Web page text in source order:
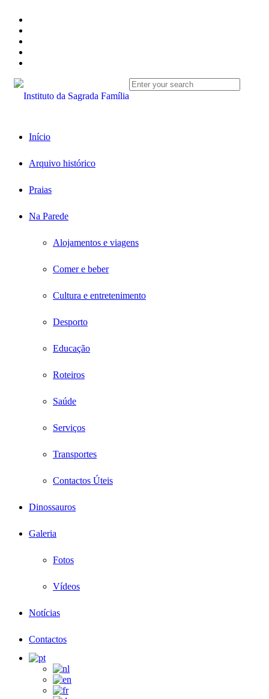
Início
Arquivo histórico
Praias
Na Parede
Alojamentos e viagens
Comer e beber
Cultura e entretenimento
Desporto
Educação
Roteiros
Saúde
Serviços
Transportes
Contactos Úteis
Dinossauros
Galeria
Fotos
Vídeos
Notícias
Contactos